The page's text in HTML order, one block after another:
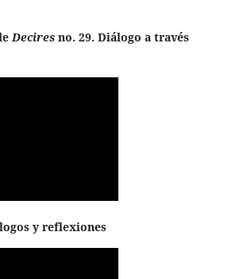
Decires no. 29. Diálogo a través
y reflexiones